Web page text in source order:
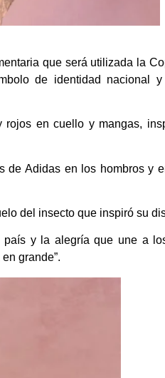
que será utilizada la
de identidad nacional
en cuello y mangas,
de Adidas en los hombros y
del insecto que inspiró su
país y la alegría que une a
grande”.